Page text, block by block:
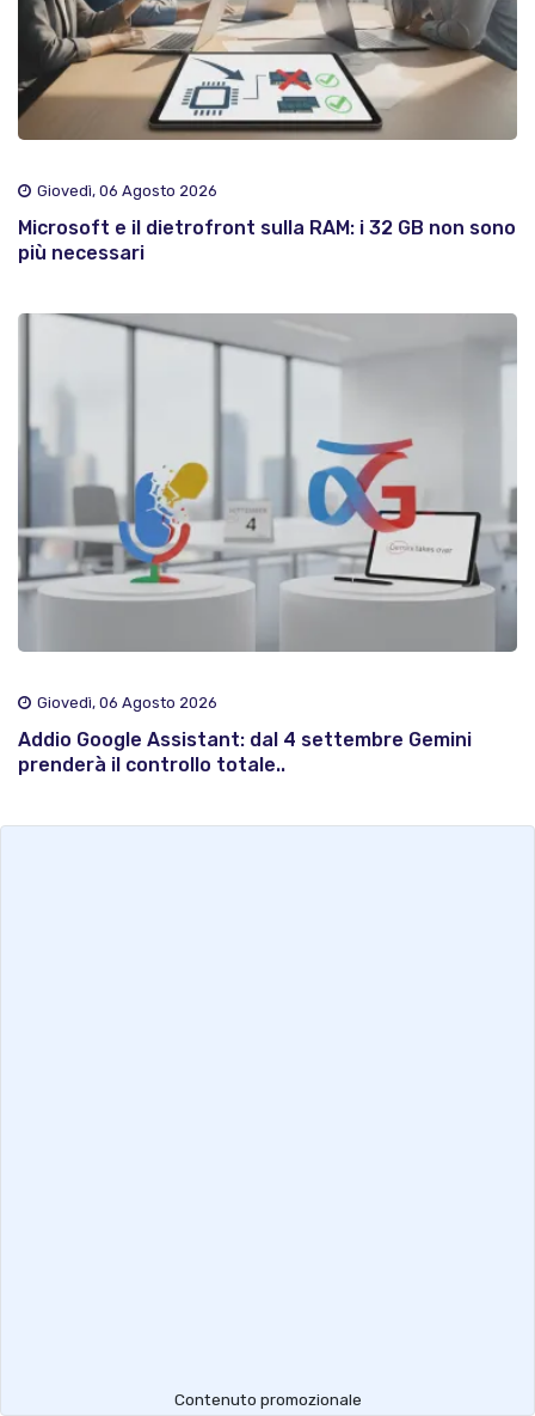
Giovedì, 06 Agosto 2026
Microsoft e il dietrofront sulla RAM: i 32 GB non sono
più necessari
Giovedì, 06 Agosto 2026
Addio Google Assistant: dal 4 settembre Gemini
prenderà il controllo totale..
Contenuto promozionale